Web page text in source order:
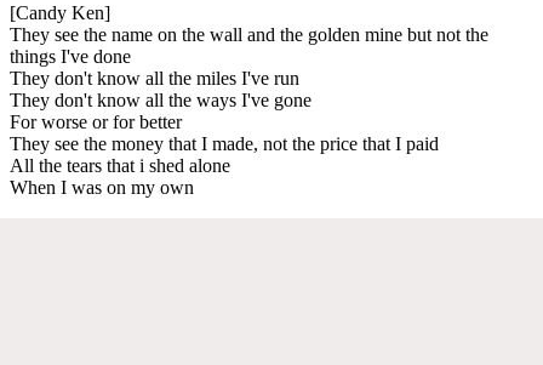
[Candy Ken]
They see the name on the wall and the golden mine but not the
things I've done
They don't know all the miles I've run
They don't know all the ways I've gone
For worse or for better
They see the money that I made, not the price that I paid
All the tears that i shed alone
When I was on my own